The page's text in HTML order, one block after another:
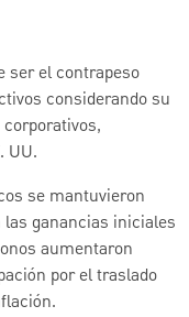
ser el contrapeso
considerando su
UU.
se mantuvieron
ganancias iniciales
aumentaron
por el traslado